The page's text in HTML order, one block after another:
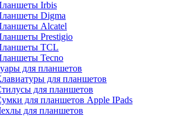
Irbis
Digma
Alcatel
Prestigio
TCL
Tecno
для планшетов
для планшетов
для планшетов
для планшетов Apple IPads
для планшетов